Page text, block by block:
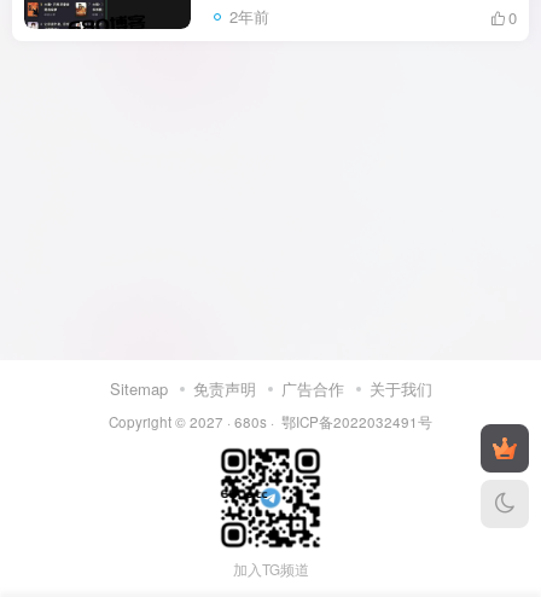
2年前 0
Sitemap 免责声明 广告合作 关于我们
Copyright © 2027 · 680s · 鄂ICP备2022032491号
加入TG频道